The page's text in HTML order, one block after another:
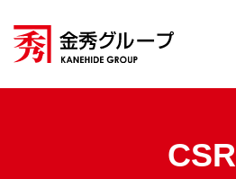
CSR